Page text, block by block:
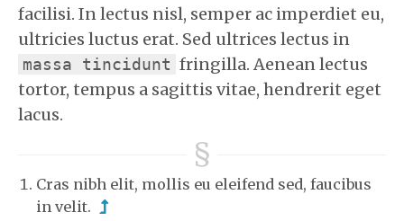
facilisi. In lectus nisl, semper ac imperdiet eu,
ultricies luctus erat. Sed ultrices lectus in
massa tincidunt fringilla. Aenean lectus
tortor, tempus a sagittis vitae, hendrerit eget
lacus.
Cras nibh elit, mollis eu eleifend sed, faucibus
in velit.